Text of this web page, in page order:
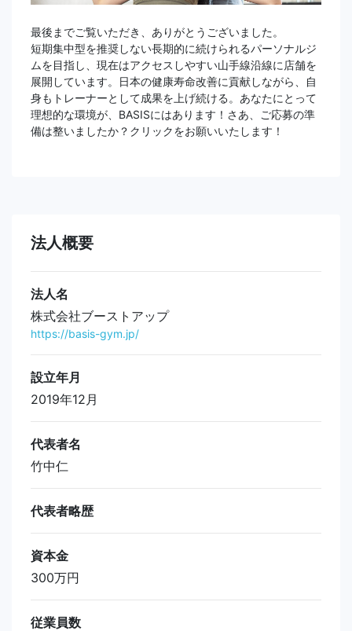
最後までご覧いただき、ありがとうございました。
短期集中型を推奨しない長期的に続けられるパーソナルジ
ムを目指し、現在はアクセスしやすい山手線沿線に店舗を
展開しています。日本の健康寿命改善に貢献しながら、自
身もトレーナーとして成果を上げ続ける。あなたにとって
理想的な環境が、BASISにはあります！さあ、ご応募の準
備は整いましたか？クリックをお願いいたします！
法人概要
法人名
株式会社ブーストアップ
https://basis-gym.jp/
設立年月
2019年12月
代表者名
竹中仁
代表者略歴
資本金
300万円
従業員数